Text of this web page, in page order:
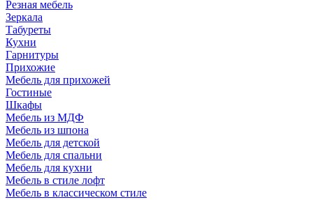
Резная мебель
Зеркала
Табуреты
Кухни
Гарнитуры
Прихожие
Мебель для прихожей
Гостиные
Шкафы
Мебель из МДФ
Мебель из шпона
Мебель для детской
Мебель для спальни
Мебель для кухни
Мебель в стиле лофт
Мебель в классическом стиле